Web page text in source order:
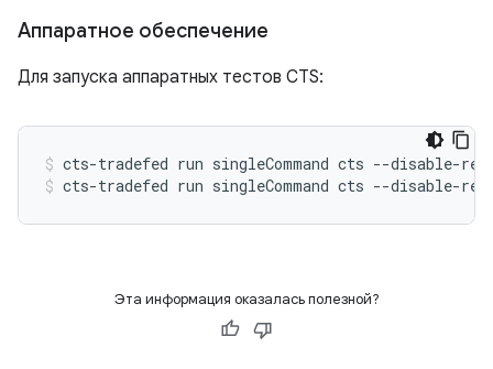
Аппаратное обеспечение
Для запуска аппаратных тестов CTS:
cts-tradefed run singleCommand cts --disable-
cts-tradefed run singleCommand cts --disable-
Эта информация оказалась полезной?